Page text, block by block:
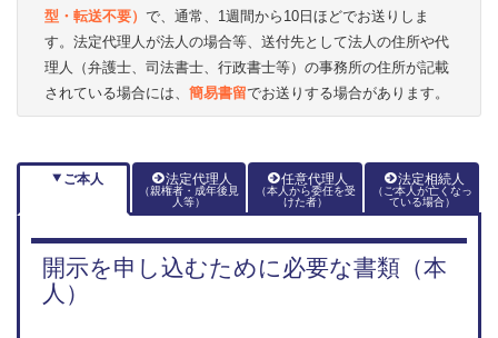
型・転送不要） で、通常、1週間から10日ほどでお送りしま
す。法定代理人が法人の場合等、送付先として法人の住所や代
理人（弁護士、司法書士、行政書士等）の事務所の住所が記載
されている場合には、 簡易書留でお送りする場合があります。
ご本人 法定代理人
（親権者・成年後見
人等）
任意代理人
（本人から委任を受
けた者）
法定相続人
（ご本人が亡くなっ
ている場合）
開示を申し込むために必要な書類（本
人）